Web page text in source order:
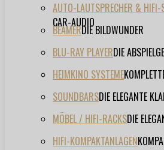
AUTO-LAUTSPRECHER & HIFI-
CAR-AUDIO
BEAMERDIE BILDWUNDER
BLU-RAY PLAYERDIE
HEIMKINO SYSTEME
SOUNDBARSDIE ELEGANTE
MÖBEL / HIFI-RACKSDIE
HIFI-KOMPAKTANLAGEN